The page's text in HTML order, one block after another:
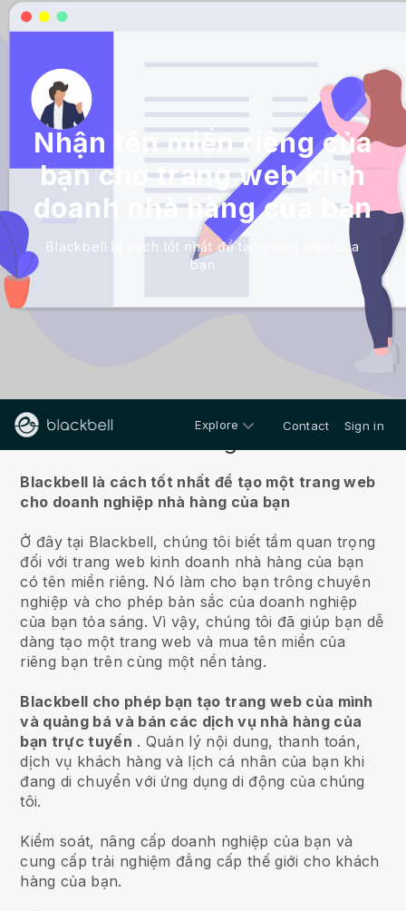
Nhận tên miền riêng của
bạn cho trang web kinh
doanh nhà hàng của bạn
Blackbell là cách tốt nhất để tạo trang web của
bạn
Explore Contact Sign in
Blackbell là cách tốt nhất để tạo một trang web
cho doanh nghiệp nhà hàng của bạn
Ở đây tại Blackbell, chúng tôi biết tầm quan trọng
đối với trang web kinh doanh nhà hàng của bạn
có tên miền riêng. Nó làm cho bạn trông chuyên
nghiệp và cho phép bản sắc của doanh nghiệp
của bạn tỏa sáng. Vì vậy, chúng tôi đã giúp bạn dễ
dàng tạo một trang web và mua tên miền của
riêng bạn trên cùng một nền tảng.
Blackbell cho phép bạn tạo trang web của mình
và quảng bá và bán các dịch vụ nhà hàng của
bạn trực tuyến . Quản lý nội dung, thanh toán,
dịch vụ khách hàng và lịch cá nhân của bạn khi
đang di chuyển với ứng dụng di động của chúng
tôi.
Kiểm soát, nâng cấp doanh nghiệp của bạn và
cung cấp trải nghiệm đẳng cấp thế giới cho khách
hàng của bạn.